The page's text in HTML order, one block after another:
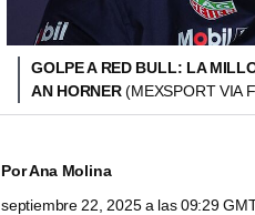
GOLPE A RED BULL: LA
AN HORNER(MEXSPORT VIA
PorAna Molina
septiembre 22, 2025 a las 09:29